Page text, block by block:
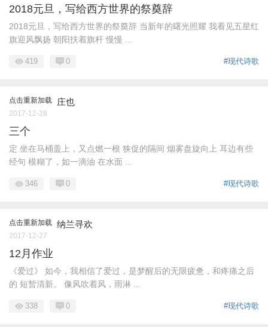
2018元旦，写给西方世界的祭奠辞
2018元旦，写给西方世界的祭奠辞 当新年的曙光照耀 我看见五星红
旗迎风飘扬 朝阳扶着旗杆 慢慢 ...
#现代诗歌
419 0
点击重新加载 庄也
2017-12-28
三个
定 坐在马桶盖上，又点燃一根 狭促的隔间 烟雾盘旋向上 耳边有些
经句 模糊了，如一滴油 在水面 ...
#现代诗歌
346 0
点击重新加载 纳兰寻欢
2017-12-27
12月作业
《爱过》 如今，我相信了爱过，是梦醒后的无限疲惫，和疼痛之后
的 短暂清新。 像风吹着风，雨淋 ...
#现代诗歌
338 0